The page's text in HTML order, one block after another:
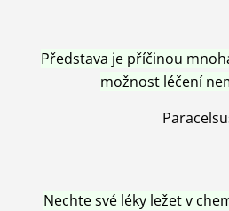
Představa je příčinou
možnost léčení
Nechte své léky ležet v